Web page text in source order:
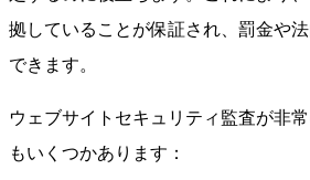
拠していることが保証され、罰金や
できます。
ウェブサイトセキュリティ監査が非
もいくつかあります：